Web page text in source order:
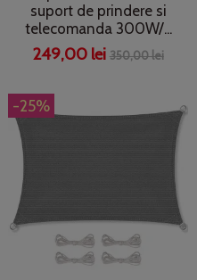
suport de prindere si
telecomanda 300W/...
249,00 lei 350,00 lei
-25%